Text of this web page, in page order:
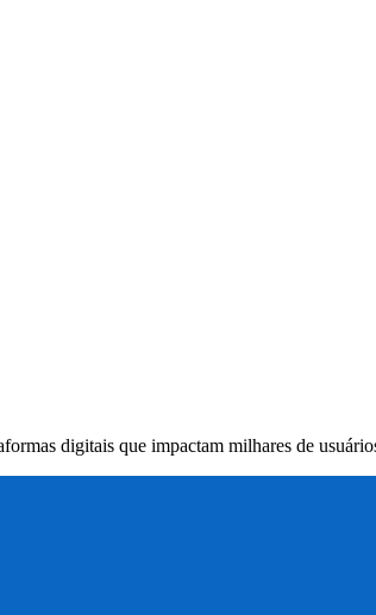
digitais que impactam milhares de